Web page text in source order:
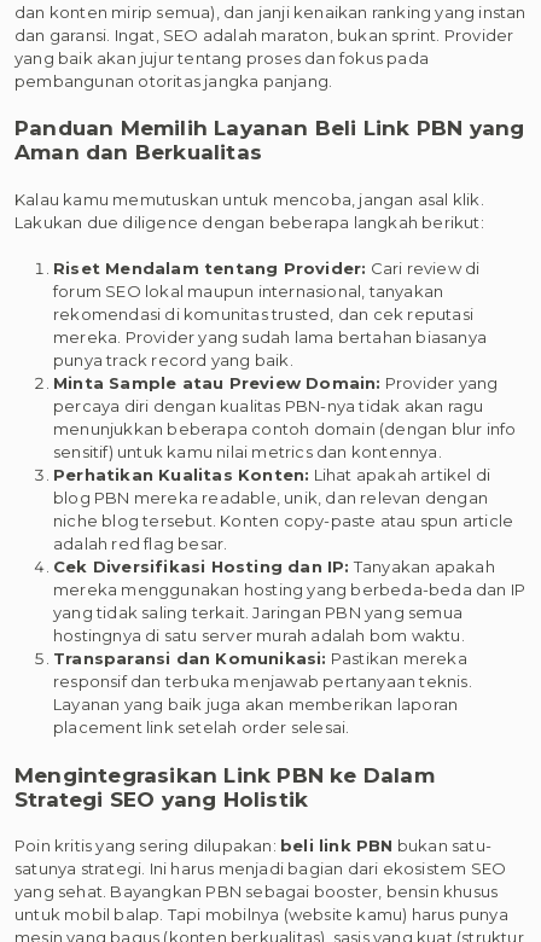
dan konten mirip semua), dan janji kenaikan ranking yang instan
dan garansi. Ingat, SEO adalah maraton, bukan sprint. Provider
yang baik akan jujur tentang proses dan fokus pada
pembangunan otoritas jangka panjang.
Panduan Memilih Layanan Beli Link PBN yang
Aman dan Berkualitas
Kalau kamu memutuskan untuk mencoba, jangan asal klik.
Lakukan due diligence dengan beberapa langkah berikut:
Riset Mendalam tentang Provider: Cari review di
forum SEO lokal maupun internasional, tanyakan
rekomendasi di komunitas trusted, dan cek reputasi
mereka. Provider yang sudah lama bertahan biasanya
punya track record yang baik.
Minta Sample atau Preview Domain: Provider yang
percaya diri dengan kualitas PBN-nya tidak akan ragu
menunjukkan beberapa contoh domain (dengan blur info
sensitif) untuk kamu nilai metrics dan kontennya.
Perhatikan Kualitas Konten: Lihat apakah artikel di
blog PBN mereka readable, unik, dan relevan dengan
niche blog tersebut. Konten copy-paste atau spun article
adalah red flag besar.
Cek Diversifikasi Hosting dan IP: Tanyakan apakah
mereka menggunakan hosting yang berbeda-beda dan IP
yang tidak saling terkait. Jaringan PBN yang semua
hostingnya di satu server murah adalah bom waktu.
Transparansi dan Komunikasi: Pastikan mereka
responsif dan terbuka menjawab pertanyaan teknis.
Layanan yang baik juga akan memberikan laporan
placement link setelah order selesai.
Mengintegrasikan Link PBN ke Dalam
Strategi SEO yang Holistik
Poin kritis yang sering dilupakan: beli link PBN bukan satu-
satunya strategi. Ini harus menjadi bagian dari ekosistem SEO
yang sehat. Bayangkan PBN sebagai booster, bensin khusus
untuk mobil balap. Tapi mobilnya (website kamu) harus punya
mesin yang bagus (konten berkualitas), sasis yang kuat (struktur